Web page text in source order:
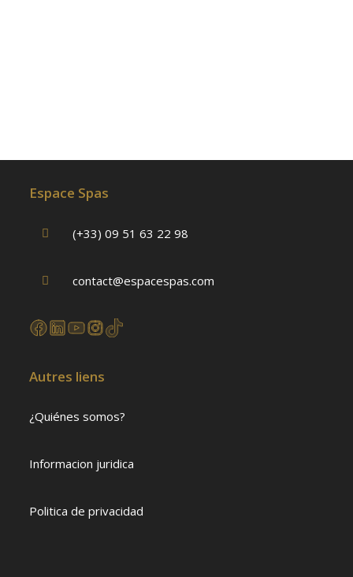
Espace Spas
(+33) 09 51 63 22 98
contact@espacespas.com
Autres liens
¿Quiénes somos?
Informacion juridica
Politica de privacidad